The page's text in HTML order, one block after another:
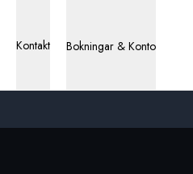
Kontakt Bokningar & Konto